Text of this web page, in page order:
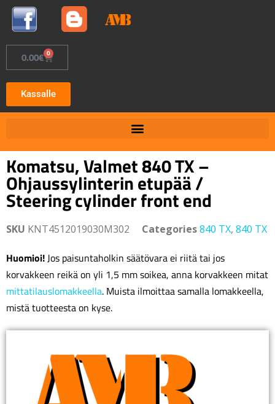
0.00€ 0
Kassalle
Komatsu, Valmet 840 TX –
Ohjaussylinterin etupää /
Steering cylinder front end
SKU KNT4512019030M302 Categories840 TX, 840 TX
Huomioi!Jos paisuntaholkin säätövara ei riitä tai jos
korvakkeen reikä on yli 1,5 mm soikea, anna korvakkeen mitat
mittatilauslomakkeella. Muista ilmoittaa samalla lomakkeella,
mistä tuotteesta on kyse.